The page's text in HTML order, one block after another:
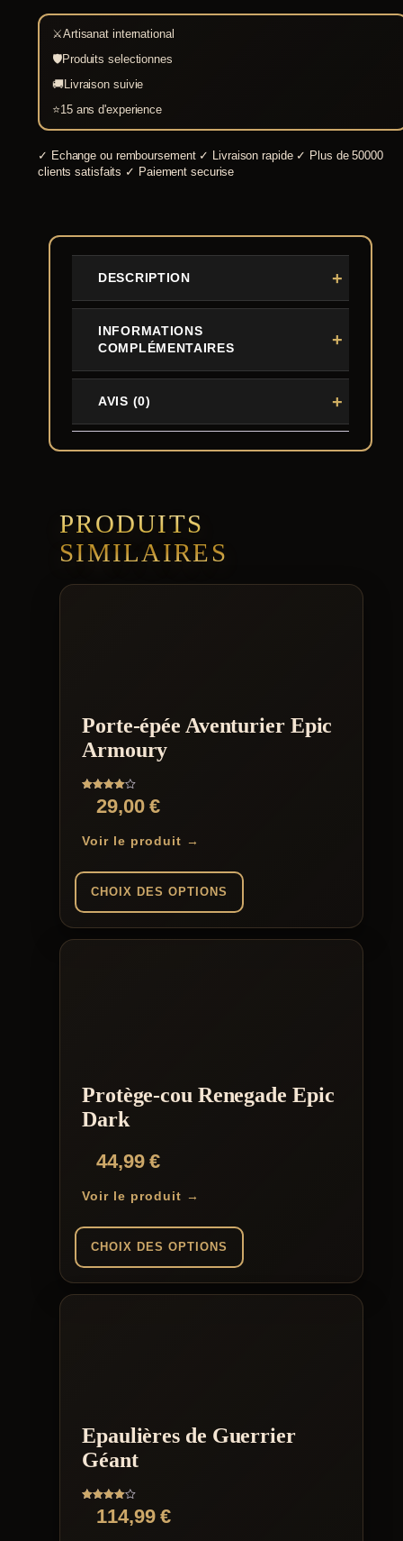
acier
poli⚔Artisanat international
🛡Produits selectionnes
🚚Livraison suivie
⭐15 ans d'experience
✓ Echange ou remboursement ✓ Livraison rapide ✓ Plus de 50000
clients satisfaits ✓ Paiement securise
DESCRIPTION
INFORMATIONS
COMPLÉMENTAIRES
AVIS (0)
PRODUITS
SIMILAIRES
Porte-épée Aventurier Epic
Armoury
Note
4.0029,00€
Voir le produit →
CHOIX DES OPTIONS
produit
page
Protège-cou Renegade Epic
Dark
44,99€
Voir le produit →
CHOIX DES OPTIONS
produit
choisies
Epaulières de Guerrier
Géant
Note
4.00114,99€